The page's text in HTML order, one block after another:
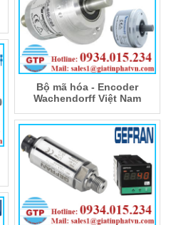
Bộ mã hóa - Encoder
Wachendorff Việt Nam